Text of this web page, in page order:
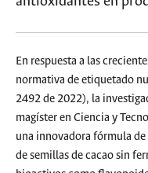
En respuesta a las
normativa de etiquetado
2492 de 2022), la
magíster en Ciencia y
una innovadora fórmula
de semillas de cacao sin